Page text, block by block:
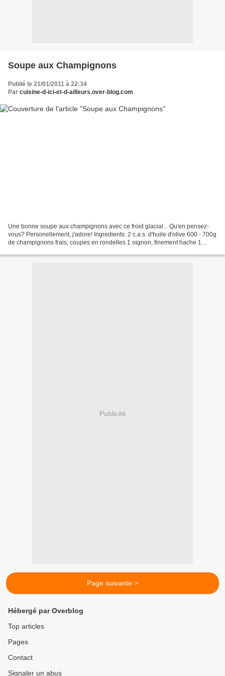
Soupe aux Champignons
Publié le 21/01/2011 à 22:34
Par cuisine-d-ici-et-d-ailleurs.over-blog.com
Une bonne soupe aux champignons avec ce froid glacial... Qu'en pensez-
vous? Personellement, j'adore! Ingredients: 2 c.a.s. d'huile d'olive 600 - 700g
de champignons frais, coupes en rondelles 1 oignon, finement hache 1
Publicité
Page suivante >
Hébergé par Overblog
Top articles
Pages
Contact
Signaler un abus